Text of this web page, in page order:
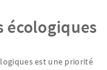
écologiques
est une priorité